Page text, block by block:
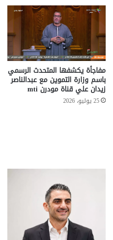
مفاجأة يكشفها المتحدث الرسمي
باسم وزارة التموين مع عبدالناصر
زيدان علي قناة مودرن mti
25 يوليو، 2026